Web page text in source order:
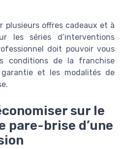
plusieurs offres cadeaux et à
les séries d’interventions
doit pouvoir vous
conditions de la franchise
et les modalités de
sur le
pare-brise d’une